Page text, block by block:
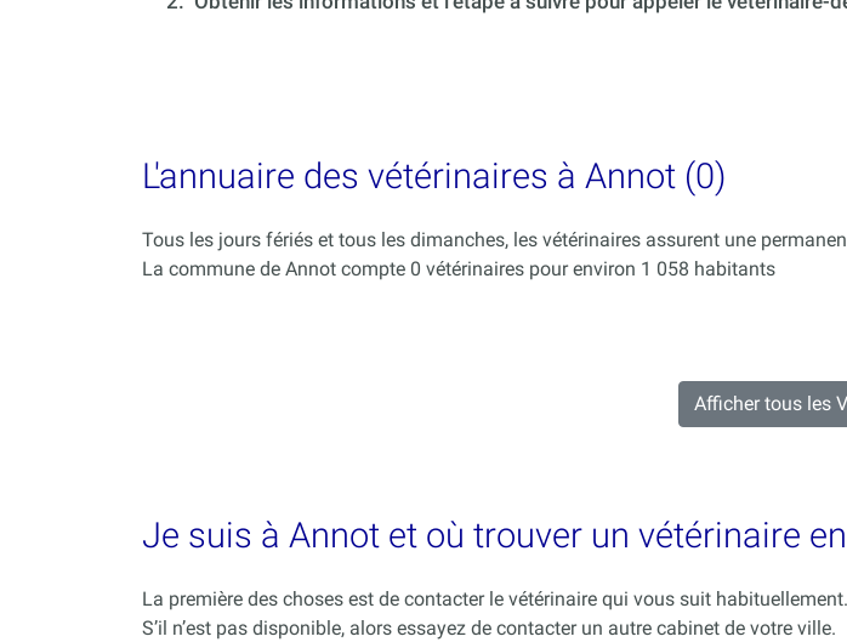
L'annuaire des vétérinaires à Annot (0)
Tous les jours fériés et tous les dimanches, les vétérinaires assurent une
La commune de Annot compte 0 vétérinaires pour environ 1 058 habitants
Afficher tous les
Je suis à Annot et où trouver un vétérinaire
La première des choses est de contacter le vétérinaire qui vous suit habituellement.
S’il n’est pas disponible, alors essayez de contacter un autre cabinet de votre ville.